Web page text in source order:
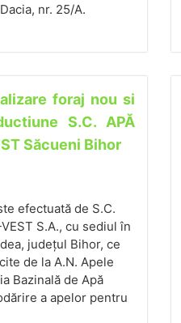
nr. 25/A.
foraj nou si
S.C. APĂ
Săcueni Bihor
efectuată de S.C.
S.A., cu sediul în
județul Bihor, ce
de la A.N. Apele
Bazinală de Apă
a apelor pentru